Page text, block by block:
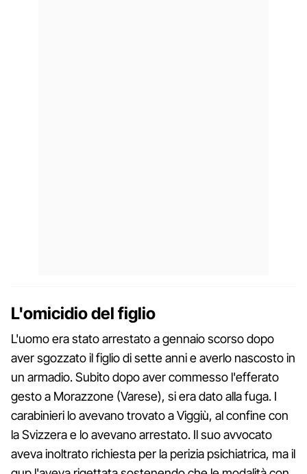
L'omicidio del figlio
L'uomo era stato arrestato a gennaio scorso dopo
aver sgozzato il figlio di sette anni e averlo nascosto in
un armadio. Subito dopo aver commesso l'efferato
gesto a Morazzone (Varese), si era dato alla fuga. I
carabinieri lo avevano trovato a Viggiù, al confine con
la Svizzera e lo avevano arrestato. Il suo avvocato
aveva inoltrato richiesta per la perizia psichiatrica, ma il